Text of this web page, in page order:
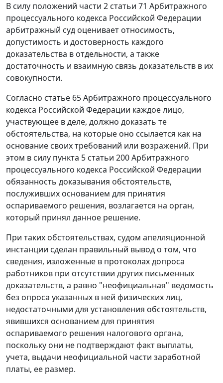
В силу положений части 2 статьи 71 Арбитражного
процессуального кодекса Российской Федерации
арбитражный суд оценивает относимость,
допустимость и достоверность каждого
доказательства в отдельности, а также
достаточность и взаимную связь доказательств в их
совокупности.
Согласно статье 65Арбитражного процессуального
кодекса Российской Федерации каждое лицо,
участвующее в деле, должно доказать те
обстоятельства, на которые оно ссылается как на
основание своих требований или возражений. При
этом в силу пункта 5 статьи 200Арбитражного
процессуального кодекса Российской Федерации
обязанность доказывания обстоятельств,
послуживших основанием для принятия
оспариваемого решения, возлагается на орган,
который принял данное решение.
При таких обстоятельствах, судом апелляционной
инстанции сделан правильный вывод о том, что
сведения, изложенные в протоколах допроса
работников при отсутствии других письменных
доказательств, а равно "неофициальная" ведомость
без опроса указанных в ней физических лиц,
недостаточными для установления обстоятельств,
явившихся основанием для принятия
оспариваемого решения налогового органа,
поскольку они не подтверждают факт выплаты,
учета, выдачи неофициальной части заработной
платы, ее размер.